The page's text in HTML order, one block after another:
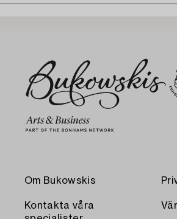
Om Bukowskis
Kontakta våra